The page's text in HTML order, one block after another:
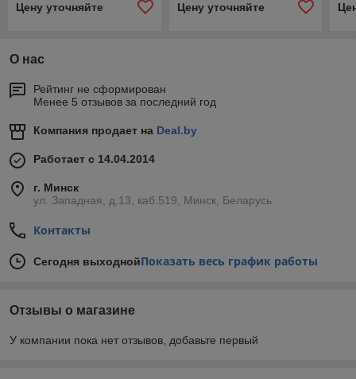
Цену уточняйте
Цену уточняйте
О нас
Рейтинг не сформирован
Менее 5 отзывов за последний год
Компания продает на Deal.by
Работает с 14.04.2014
г. Минск
ул. Западная, д.13, каб.519, Минск, Беларусь
Контакты
Сегодня выходнойПоказать весь график работы
Отзывы о магазине
У компании пока нет отзывов, добавьте первый